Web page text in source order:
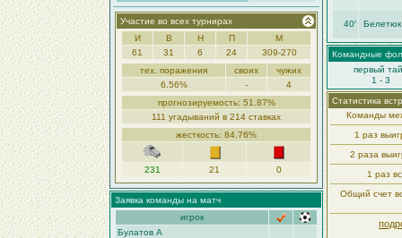
Участие во всех турнирах
И
В Н П
М
61
31 6 24
309-270
тех. поражения
своих
чужих
6.56%
-
4
прогнозируемость: 51.87%
111 угадываний в 214 ставках
жесткость: 84.76%
231 21 0
Заявка команды на матч
игрок
Булатов А
40′ Белетюк
Командные
первый
1 - 3
Статистика
Команды
1 раз
2 раза
1 раз
Общий счет